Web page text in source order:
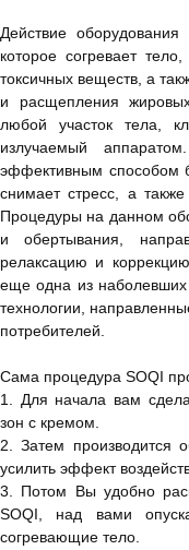
Действие
которое согревает
токсичных веществ, а
и расщепления
любой участок тела,
излучаемый
эффективным способом
снимает стресс, а также
Процедуры на данном
и обертывания,
релаксацию и
еще одна из
технологии,
потребителей.
Сама процедура SOQI
1. Для начала вам
зон с кремом.
2. Затем производится
усилить эффект
3. Потом Вы удобно
SOQI, над вами
согревающие тело.